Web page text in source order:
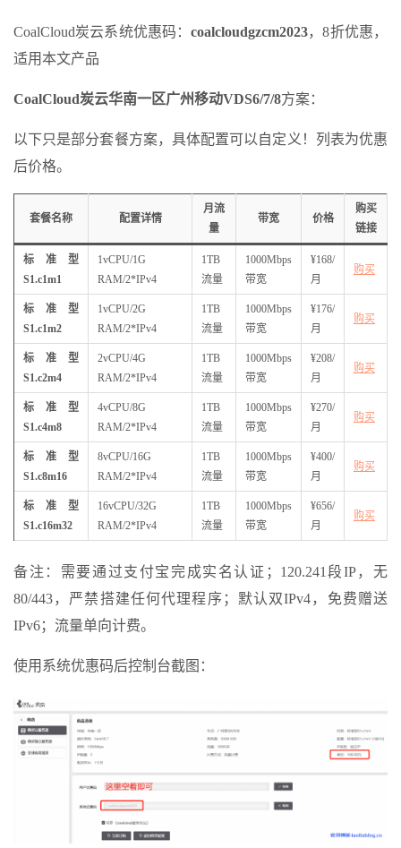
CoalCloud炭云系统优惠码：coalcloudgzcm2023，8折优惠，
适用本文产品
CoalCloud炭云华南一区广州移动VDS6/7/8方案：
以下只是部分套餐方案，具体配置可以自定义！列表为优惠
后价格。
套餐名称 配置详情
月流
量
带宽 价格
购买
链接
标准型
S1.c1m1
1vCPU/1G
RAM/2*IPv4
1TB
流量
1000Mbps
带宽
¥168/
月
购买
标准型
S1.c1m2
1vCPU/2G
RAM/2*IPv4
1TB
流量
1000Mbps
带宽
¥176/
月
购买
标准型
S1.c2m4
2vCPU/4G
RAM/2*IPv4
1TB
流量
1000Mbps
带宽
¥208/
月
购买
标准型
S1.c4m8
4vCPU/8G
RAM/2*IPv4
1TB
流量
1000Mbps
带宽
¥270/
月
购买
标准型
S1.c8m16
8vCPU/16G
RAM/2*IPv4
1TB
流量
1000Mbps
带宽
¥400/
月
购买
标准型
S1.c16m32
16vCPU/32G
RAM/2*IPv4
1TB
流量
1000Mbps
带宽
¥656/
月
购买
备注：需要通过支付宝完成实名认证；120.241段IP，无
80/443，严禁搭建任何代理程序；默认双IPv4，免费赠送
IPv6；流量单向计费。
使用系统优惠码后控制台截图：